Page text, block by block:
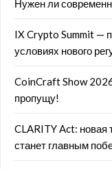
Нужен ли
IX Crypto Summit —
условиях нового
CoinCraft Show
пропущу!
CLARITY Act: новая
станет главным